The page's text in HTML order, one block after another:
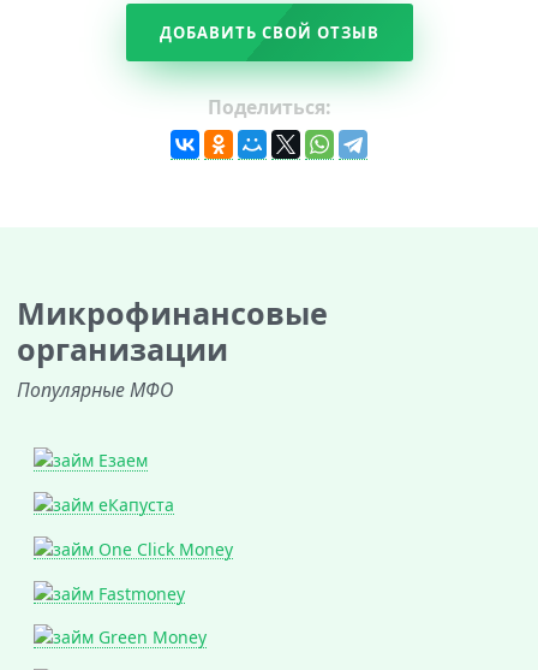
ДОБАВИТЬ СВОЙ ОТЗЫВ
Поделиться:
Микрофинансовые
организации
Популярные МФО